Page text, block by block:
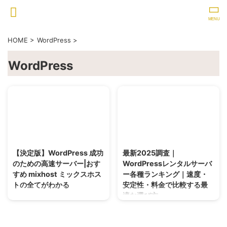
HOME > WordPress >
WordPress
【決定版】WordPress 成功
のための高速サーバー|おす
すめ mixhost ミックスホス
トの全てがわかる
最新2025調査｜
WordPressレンタルサーバ
ー各種ランキング｜速度・
安定性・料金で比較する最
適な選び方